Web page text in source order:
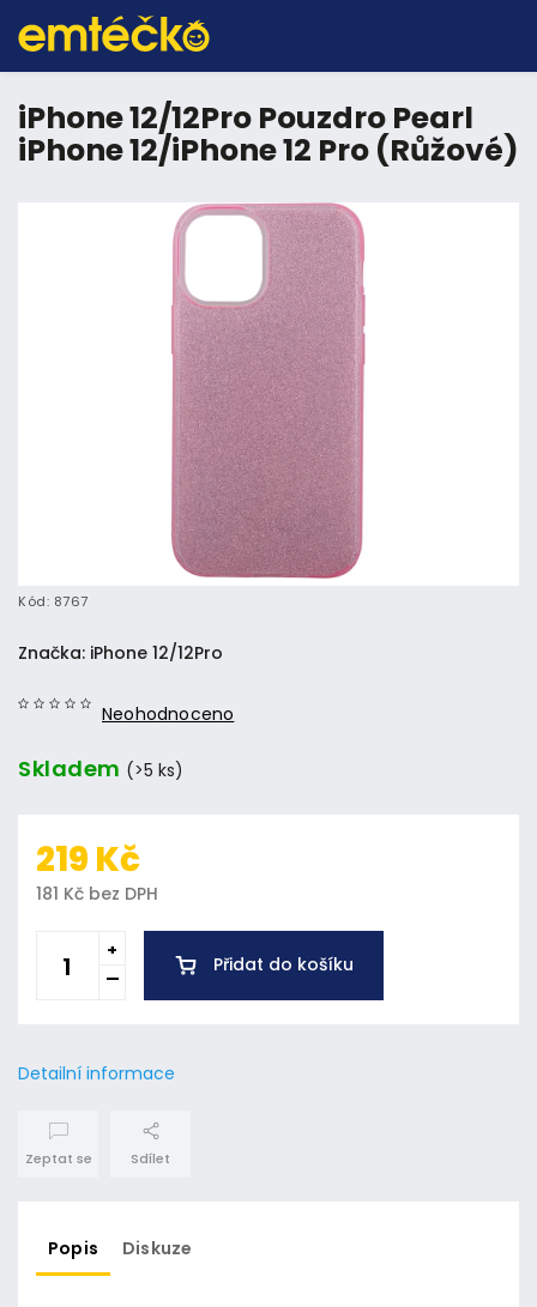
iPhone 12/12Pro Pouzdro Pearl
iPhone 12/iPhone 12 Pro (Růžové)
Kód: 8767
Neohodnoceno
Značka: iPhone 12/12Pro
Skladem (>5 ks)
219 Kč
181 Kč bez DPH
Přidat do košíku
Detailní informace
Zeptat se Sdílet
Popis Diskuze